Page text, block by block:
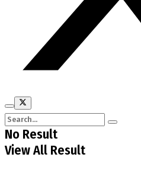
No Result
View All Result